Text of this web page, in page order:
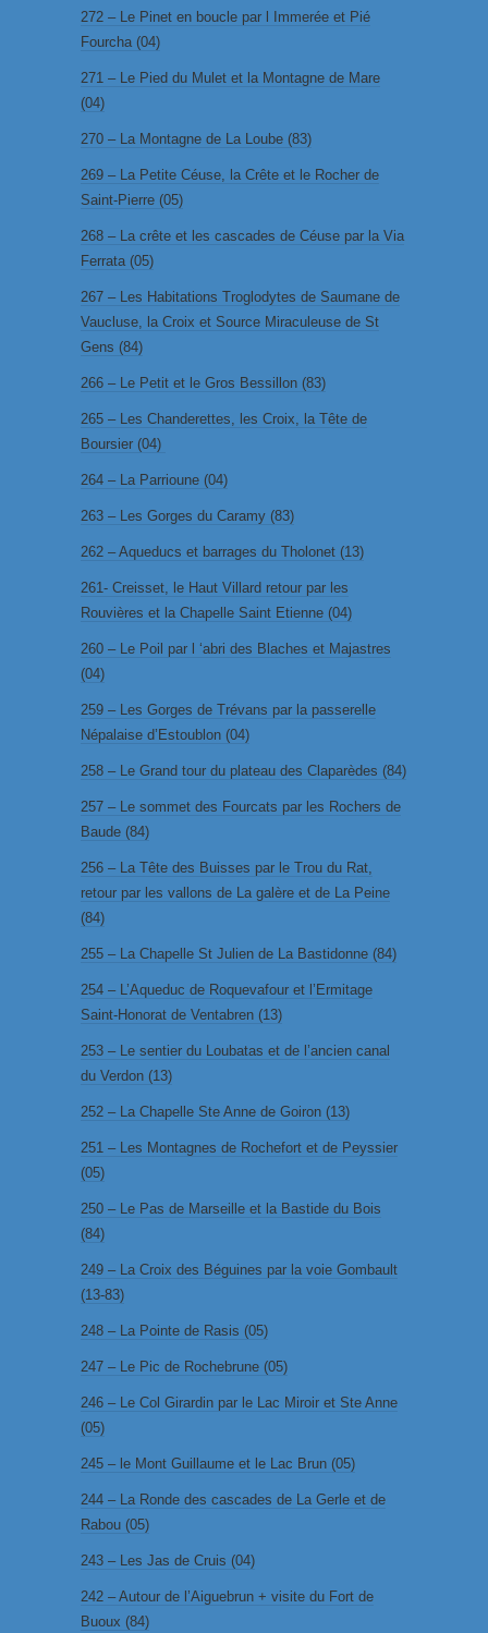
272 – Le Pinet en boucle par l Immerée et Pié
Fourcha (04)
271 – Le Pied du Mulet et la Montagne de Mare
(04)
270 – La Montagne de La Loube (83)
269 – La Petite Céuse, la Crête et le Rocher de
Saint-Pierre (05)
268 – La crête et les cascades de Céuse par la Via
Ferrata (05)
267 – Les Habitations Troglodytes de Saumane de
Vaucluse, la Croix et Source Miraculeuse de St
Gens (84)
266 – Le Petit et le Gros Bessillon (83)
265 – Les Chanderettes, les Croix, la Tête de
Boursier (04)
264 – La Parrioune (04)
263 – Les Gorges du Caramy (83)
262 – Aqueducs et barrages du Tholonet (13)
261- Creisset, le Haut Villard retour par les
Rouvières et la Chapelle Saint Etienne (04)
260 – Le Poil par l ‘abri des Blaches et Majastres
(04)
259 – Les Gorges de Trévans par la passerelle
Népalaise d’Estoublon (04)
258 – Le Grand tour du plateau des Claparèdes (84)
257 – Le sommet des Fourcats par les Rochers de
Baude (84)
256 – La Tête des Buisses par le Trou du Rat,
retour par les vallons de La galère et de La Peine
(84)
255 – La Chapelle St Julien de La Bastidonne (84)
254 – L’Aqueduc de Roquevafour et l’Ermitage
Saint-Honorat de Ventabren (13)
253 – Le sentier du Loubatas et de l’ancien canal
du Verdon (13)
252 – La Chapelle Ste Anne de Goiron (13)
251 – Les Montagnes de Rochefort et de Peyssier
(05)
250 – Le Pas de Marseille et la Bastide du Bois
(84)
249 – La Croix des Béguines par la voie Gombault
(13-83)
248 – La Pointe de Rasis (05)
247 – Le Pic de Rochebrune (05)
246 – Le Col Girardin par le Lac Miroir et Ste Anne
(05)
245 – le Mont Guillaume et le Lac Brun (05)
244 – La Ronde des cascades de La Gerle et de
Rabou (05)
243 – Les Jas de Cruis (04)
242 – Autour de l’Aiguebrun + visite du Fort de
Buoux (84)